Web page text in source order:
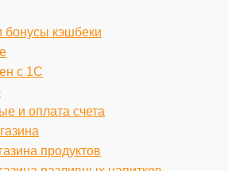
бонусы кэшбеки
с 1С
и оплата счета
продуктов